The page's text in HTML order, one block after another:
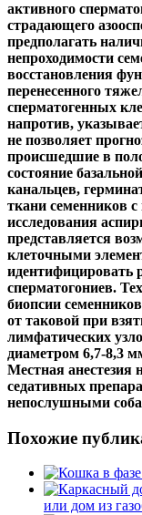
активного
страдающего
предполагать
непроходимости
восстановления
перенесенного
сперматогенных
напротив,
не позволяет
происшедшие в
состояние
канальцев,
ткани семенников
исследования
представляется
клеточными
идентифицировать
сперматогониев.
биопсии
от таковой при
лимфатических
диаметром 6,7-8,3
Местная анестезия
седативных
непослушными
Похожие
или дом из